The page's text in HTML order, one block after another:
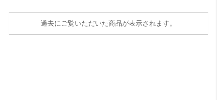
過去にご覧いただいた商品が表示されます。